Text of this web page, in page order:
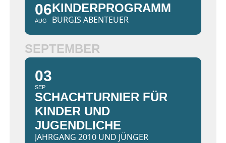
06
AUG
KINDERPROGRAMM
BURGIS ABENTEUER
SEPTEMBER
03
SEP
SCHACHTURNIER FÜR
KINDER UND
JUGENDLICHE
JAHRGANG 2010 UND JÜNGER